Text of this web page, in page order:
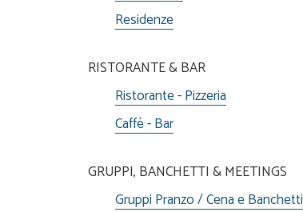
Residenze
RISTORANTE & BAR
Ristorante - Pizzeria
Caffè - Bar
GRUPPI, BANCHETTI & MEETINGS
Gruppi Pranzo / Cena e Banchetti